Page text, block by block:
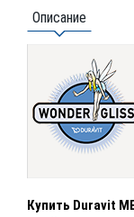
Описание
Купить Duravit